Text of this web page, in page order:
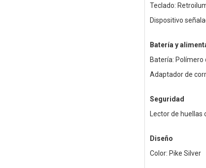
Teclado:
Dispositivo
Batería y
Batería: Polímero
Adaptador de
Seguridad
Lector de huellas
Diseño
Color: Pike Silver